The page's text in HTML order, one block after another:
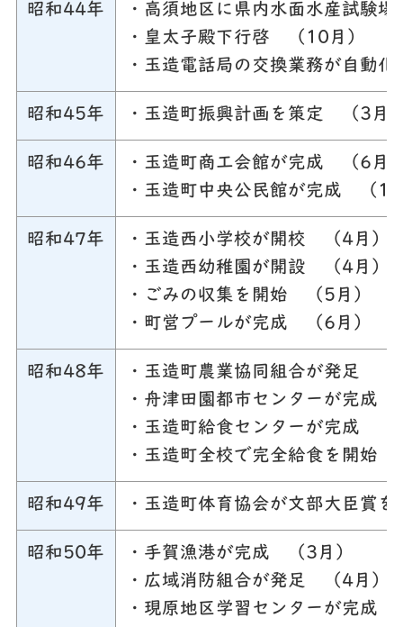
昭和44年
・高須地区に県内水面水産試験
・皇太子殿下行啓 （10月）
・玉造電話局の交換業務が自動
昭和45年 ・玉造町振興計画を策定 （3月
昭和46年
・玉造町商工会館が完成 （6月
・玉造町中央公民館が完成 （
昭和47年
・玉造西小学校が開校 （4月）
・玉造西幼稚園が開設 （4月）
・ごみの収集を開始 （5月）
・町営プールが完成 （6月）
昭和48年
・玉造町農業協同組合が発足 （
・舟津田園都市センターが完成
・玉造町給食センターが完成 （
・玉造町全校で完全給食を開始
昭和49年 ・玉造町体育協会が文部大臣賞
昭和50年
・手賀漁港が完成 （3月）
・広域消防組合が発足 （4月）
・現原地区学習センターが完成